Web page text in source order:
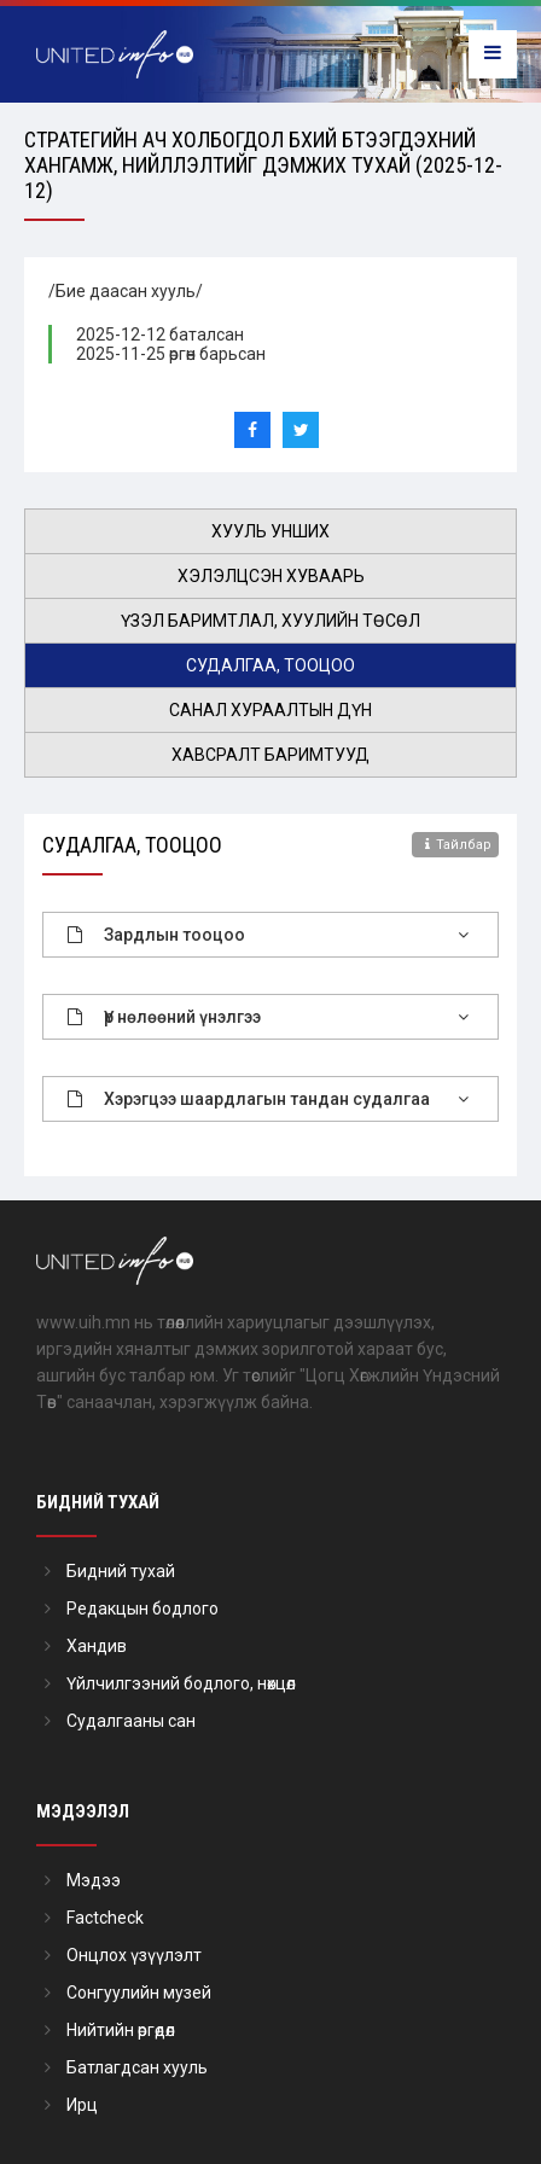
СТРАТЕГИЙН АЧ ХОЛБОГДОЛ БҮХИЙ БҮТЭЭГДЭХҮҮНИЙ
ХАНГАМЖ, НИЙЛҮҮЛЭЛТИЙГ ДЭМЖИХ ТУХАЙ (2025-12-
12)
/Бие даасан хууль/
2025-12-12 баталсан
2025-11-25 өргөн барьсан
ХУУЛЬ УНШИХ
ХЭЛЭЛЦСЭН ХУВААРЬ
ҮЗЭЛ БАРИМТЛАЛ, ХУУЛИЙН ТӨСӨЛ
СУДАЛГАА, ТООЦОО
САНАЛ ХУРААЛТЫН ДҮН
ХАВСРАЛТ БАРИМТУУД
СУДАЛГАА, ТООЦОО Тайлбар
Зардлын тооцоо
Үр нөлөөний үнэлгээ
Хэрэгцээ шаардлагын тандан судалгаа
www.uih.mn нь төлөөллийн хариуцлагыг дээшлүүлэх,
иргэдийн хяналтыг дэмжих зорилготой хараат бус,
ашгийн бус талбар юм. Уг төслийг "Цогц Хөгжлийн Үндэсний
Төв" санаачлан, хэрэгжүүлж байна.
БИДНИЙ ТУХАЙ
Бидний тухай
Редакцын бодлого
Хандив
Үйлчилгээний бодлого, нөхцөл
Судалгааны сан
МЭДЭЭЛЭЛ
Мэдээ
Factcheck
Онцлох үзүүлэлт
Сонгуулийн музей
Нийтийн өргөдөл
Батлагдсан хууль
Ирц